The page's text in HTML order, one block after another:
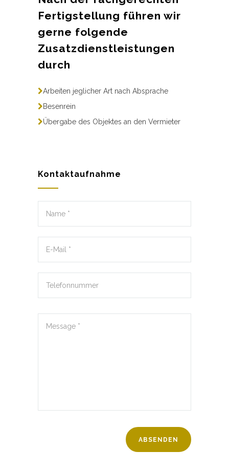
Fertigstellung führen wir
gerne folgende
Zusatzdienstleistungen
durch
Arbeiten jeglicher Art nach Absprache
Besenrein
Übergabe des Objektes an den Vermieter
Kontaktaufnahme